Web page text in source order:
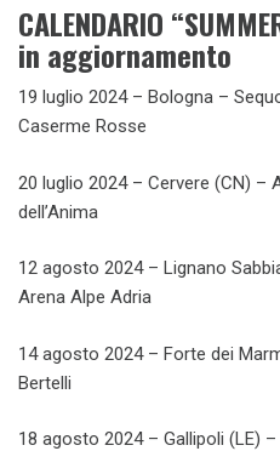
CALENDARIO
in aggiornamento
19 luglio 2024 – Bologna –
Caserme Rosse
20 luglio 2024 – Cervere (CN) –
dell’Anima
12 agosto 2024 – Lignano
Arena Alpe Adria
14 agosto 2024 – Forte dei
Bertelli
18 agosto 2024 – Gallipoli (LE)